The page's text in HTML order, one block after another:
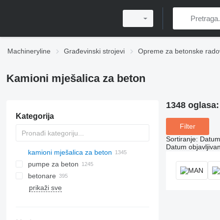
Machineryline Građevinski strojevi Opreme za betonske
Kamioni mješalica za beton
Kategorija
kamioni mješalica za beton
pumpe za beton
betonare
mobilne betonare
prikaži sve
1348 oglasa:
Filter
Sortiranje:
Datum